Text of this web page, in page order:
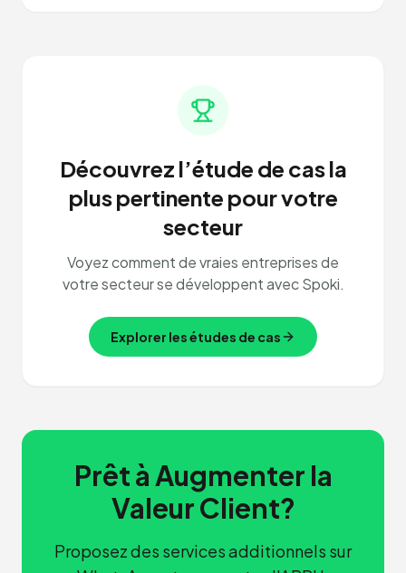
Découvrez l’étude de cas la
plus pertinente pour votre
secteur
Voyez comment de vraies entreprises de
votre secteur se développent avec Spoki.
Explorer les études de cas
Prêt à Augmenter la
Valeur Client?
Proposez des services additionnels sur